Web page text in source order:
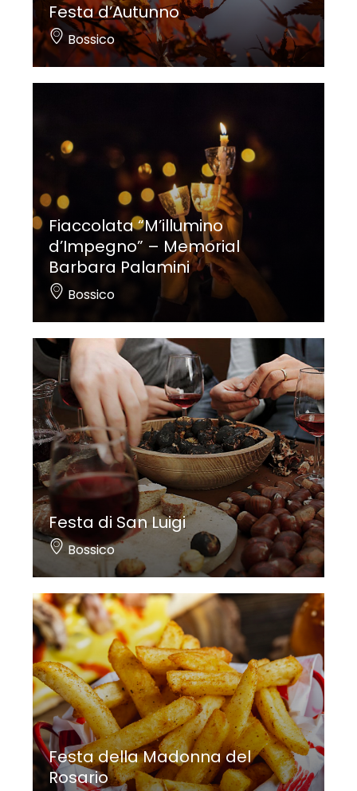
Festa d’Autunno
Bossico
Fiaccolata “M’illumino
d’Impegno” – Memorial
Barbara Palamini
Bossico
Festa di San Luigi
Bossico
Festa della Madonna del
Rosario